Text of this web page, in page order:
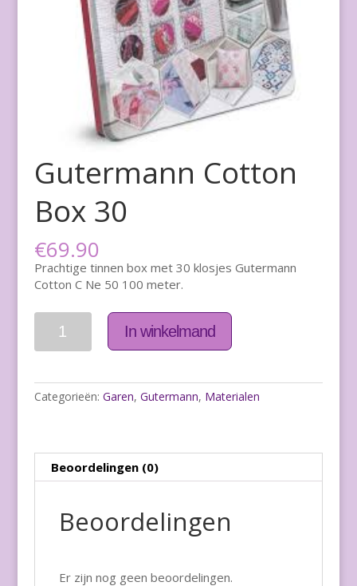
Gutermann Cotton
Box 30
€69.90
Prachtige tinnen box met 30 klosjes Gutermann
Cotton C Ne 50 100 meter.
Aantal
In winkelmand
Categorieën: Garen, Gutermann, Materialen
Beoordelingen (0)
Beoordelingen
Er zijn nog geen beoordelingen.